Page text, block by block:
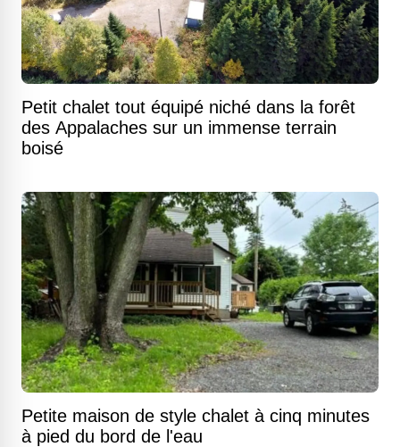
Petit chalet tout équipé niché dans la forêt
des Appalaches sur un immense terrain
boisé
Petite maison de style chalet à cinq minutes
à pied du bord de l'eau